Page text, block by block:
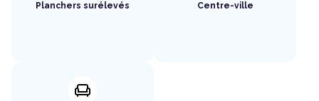
Planchers surélevés Centre-ville
chair